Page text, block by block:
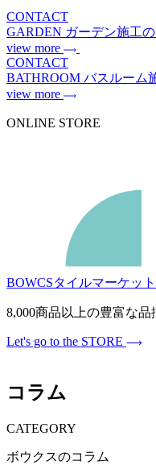
CONTACT
GARDEN ガーデン施工
view more
CONTACT
BATHROOM バスルーム
view more
ONLINE STORE
BOWCSタイルマーケット
8,000商品以上の豊富な
Let's go to the STORE
コラム
CATEGORY
ボウクスのコラム